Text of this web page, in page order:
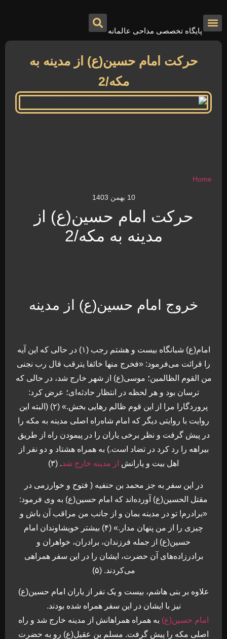
پایگاه تخصصی مداحی عالمانه
حرکت امام حسین(ع) از مدینه به
مکه/2
Home
10 بهمن 1403
حرکت امام حسین(ع) از
مدینه به مکه/2
خروج امام حسین(ع) از مدینه
امام(ع) شبانگاه بیست و هشتم رجب (۱) در حالی که این آیه
را قرائت می‌فرمود: «فخرج منها خائفا یترقب قال رب نجنی
من القوم الظالمین؛ موسی(ع) از شهر خارج شد، در حالی که
ترسان بود و هر لحظه در انتظار حادثه‌ای؛ عرض کرد:
پروردگارا مرا از این قوم ظالم رهایی بخش.» (۲) (البته این
روایت با روایتی دیگر که امام شاه‌راه اصلی مدینه به مکه را
در پیش گرفت و نظر برخی یاران را در پیمودن راه از طریق
بیراهه را رد کرد در تضاد است.) به همراه هشتاد و دو نفر از
اهل بیت و یارانش از مدینه خارج شد. (۳)
در این سفر به جز محمد بن حنفیه ( فتوح و خوارزمی در
مقتل الحسین(ع) آورده‌اند که امام حسین(ع) به وی فرمود:
«برادرم! تو در مدینه بمان و از جانب من مراقب آن باش و
چیزی را از من پنهان مدار.» (۴) بیشتر خویشاوندان امام
حسین(ع) از جمله فرزندان، برادران، خواهران و
برادرزاده‌های آن حضرت، ایشان را در این سفر همراهی
می‌کردند. (۵)
علاوه بر بنی هاشم، بیست و یک نفر از یاران امام حسین(ع)
نیز با ایشان در این سفر همراه شده بودند.
امام حسین(ع) به همراه همراهانش از مدینه خارج شد و راه
اصلی مکه را پیش گرفت. مسلم بن عقیل(ع) رو به حضرت